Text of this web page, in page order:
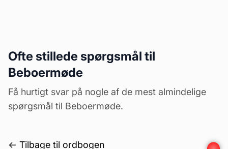
Ofte stillede spørgsmål til
Beboermøde
Få hurtigt svar på nogle af de mest almindelige
spørgsmål til Beboermøde.
← Tilbage til ordbogen